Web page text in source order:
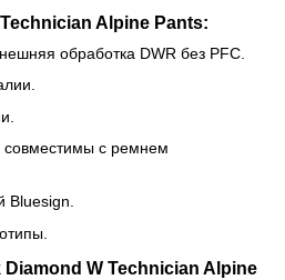
Alpine Pants:
обработка DWR без PFC.
совместимы с ремнем
Bluesign.
W Technician Alpine